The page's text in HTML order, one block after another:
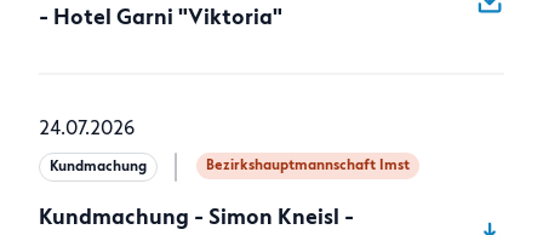
- Hotel Garni "Viktoria"
24.07.2026
Kundmachung Bezirkshauptmannschaft Imst
Kundmachung - Simon Kneisl -